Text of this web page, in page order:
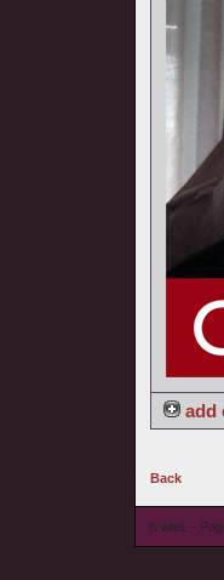
add
Back
© wieL -